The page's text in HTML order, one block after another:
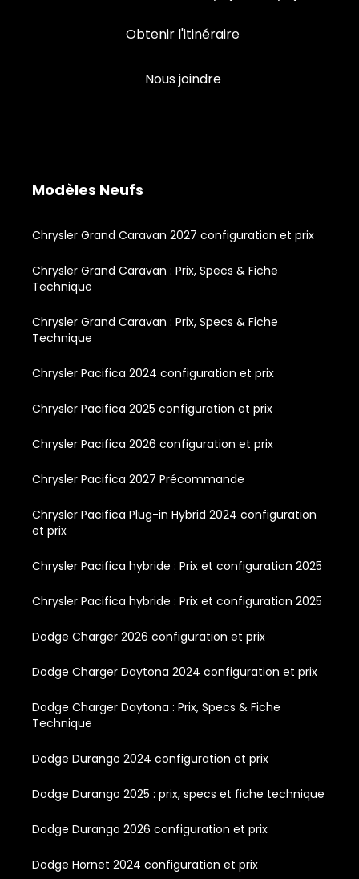
Obtenir l'itinéraire
Nous joindre
Modèles Neufs
Chrysler Grand Caravan 2027 configuration et prix
Chrysler Grand Caravan : Prix, Specs & Fiche
Technique
Chrysler Grand Caravan : Prix, Specs & Fiche
Technique
Chrysler Pacifica 2024 configuration et prix
Chrysler Pacifica 2025 configuration et prix
Chrysler Pacifica 2026 configuration et prix
Chrysler Pacifica 2027 Précommande
Chrysler Pacifica Plug-in Hybrid 2024 configuration
et prix
Chrysler Pacifica hybride : Prix et configuration 2025
Chrysler Pacifica hybride : Prix et configuration 2025
Dodge Charger 2026 configuration et prix
Dodge Charger Daytona 2024 configuration et prix
Dodge Charger Daytona : Prix, Specs & Fiche
Technique
Dodge Durango 2024 configuration et prix
Dodge Durango 2025 : prix, specs et fiche technique
Dodge Durango 2026 configuration et prix
Dodge Hornet 2024 configuration et prix